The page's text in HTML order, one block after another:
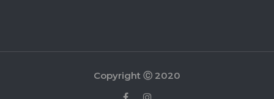
Copyright Ⓒ 2020